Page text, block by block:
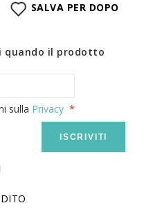
SALVA PER DOPO
quando il prodotto
sulla Privacy
ISCRIVITI